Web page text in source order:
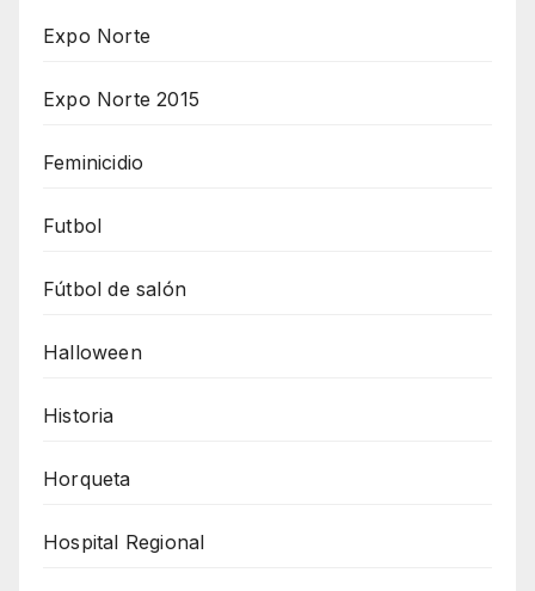
Expo Norte
Expo Norte 2015
Feminicidio
Futbol
Fútbol de salón
Halloween
Historia
Horqueta
Hospital Regional